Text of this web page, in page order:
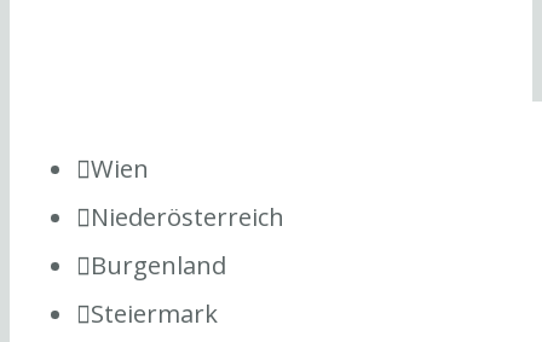
Wien
Niederösterreich
Burgenland
Steiermark